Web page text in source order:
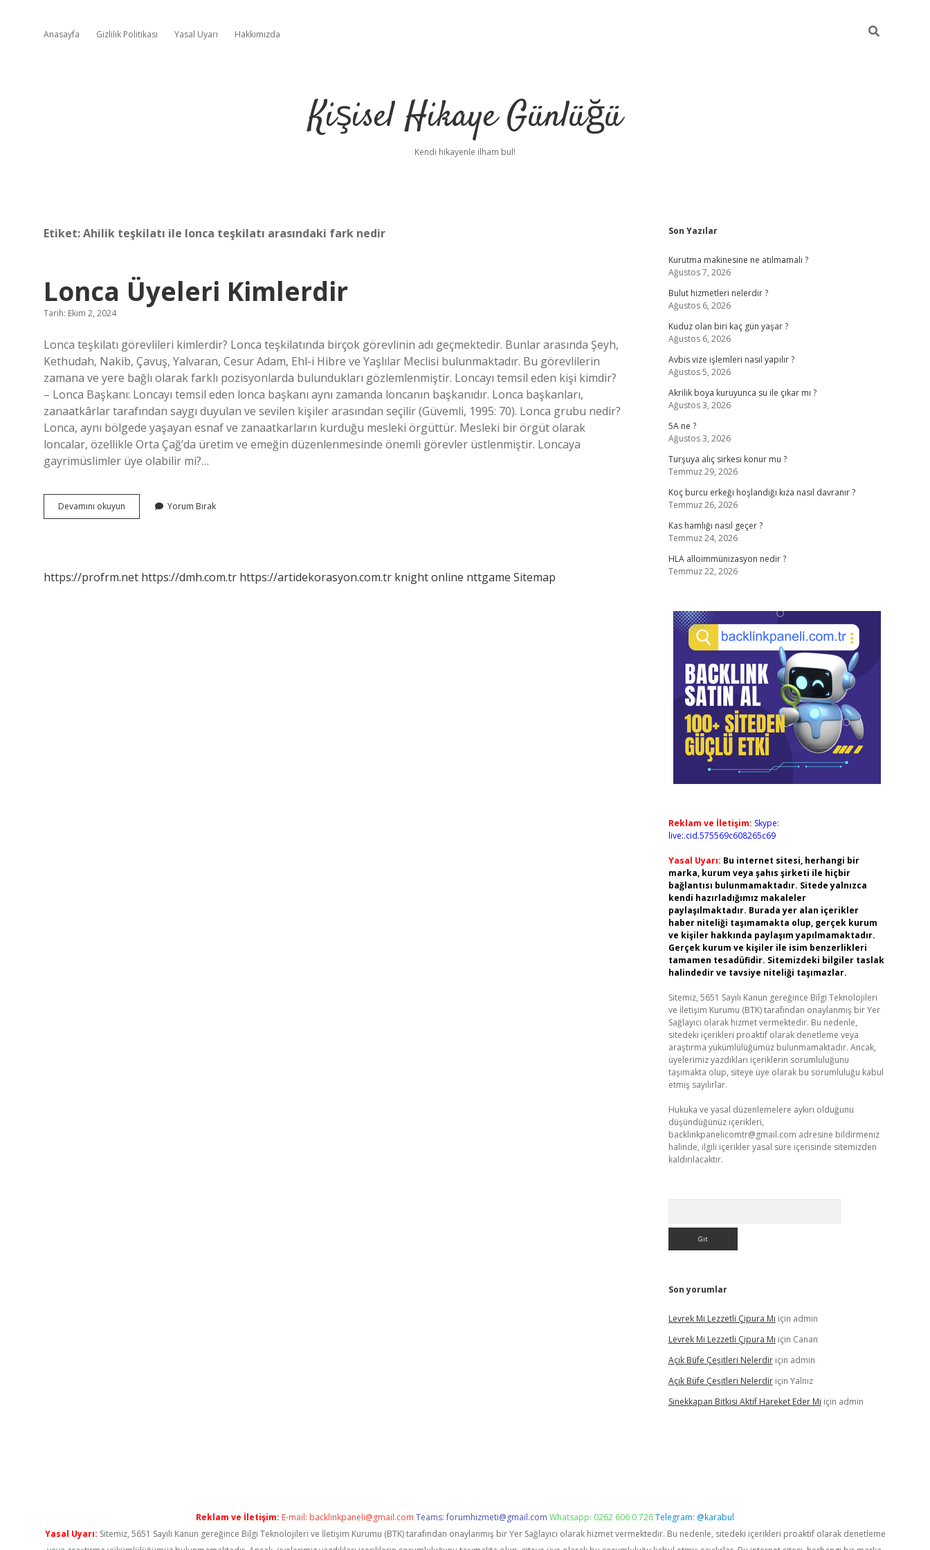
Anasayfa Gizlilik Politikası Yasal Uyarı Hakkımızda
Kişisel Hikaye Günlüğü
Kendi hikayenle ilham bul!
Etiket:Ahilik teşkilatı ile lonca teşkilatı arasındaki fark nedir
Lonca Üyeleri Kimlerdir
Tarih: Ekim 2, 2024
Lonca teşkilatı görevlileri kimlerdir? Lonca teşkilatında birçok görevlinin adı geçmektedir. Bunlar arasında Şeyh,
Kethudah, Nakib, Çavuş, Yalvaran, Cesur Adam, Ehl-i Hibre ve Yaşlılar Meclisi bulunmaktadır. Bu görevlilerin
zamana ve yere bağlı olarak farklı pozisyonlarda bulundukları gözlemlenmiştir. Loncayı temsil eden kişi kimdir?
– Lonca Başkanı: Loncayı temsil eden lonca başkanı aynı zamanda loncanın başkanıdır. Lonca başkanları,
zanaatkârlar tarafından saygı duyulan ve sevilen kişiler arasından seçilir (Güvemli, 1995: 70). Lonca grubu nedir?
Lonca, aynı bölgede yaşayan esnaf ve zanaatkarların kurduğu mesleki örgüttür. Mesleki bir örgüt olarak
loncalar, özellikle Orta Çağ’da üretim ve emeğin düzenlenmesinde önemli görevler üstlenmiştir. Loncaya
gayrimüslimler üye olabilir mi?…
Devamını okuyun
Üyeleri
Yorum Bırak
https://profrm.net https://dmh.com.tr https://artidekorasyon.com.tr knight online nttgame Sitemap
Sidebar
Son Yazılar
Kurutma makinesine ne atılmamalı ?
Ağustos 7, 2026
Bulut hizmetleri nelerdir ?
Ağustos 6, 2026
Kuduz olan biri kaç gün yaşar ?
Ağustos 6, 2026
Avbis vize işlemleri nasıl yapılır ?
Ağustos 5, 2026
Akrilik boya kuruyunca su ile çıkar mı ?
Ağustos 3, 2026
5A ne ?
Ağustos 3, 2026
Turşuya alıç sirkesi konur mu ?
Temmuz 29, 2026
Koç burcu erkeği hoşlandığı kıza nasıl davranır ?
Temmuz 26, 2026
Kas hamlığı nasıl geçer ?
Temmuz 24, 2026
HLA alloimmünizasyon nedir ?
Temmuz 22, 2026
Reklam ve İletişim: Skype:
live:.cid.575569c608265c69
Yasal Uyarı: Bu internet sitesi, herhangi bir
marka, kurum veya şahıs şirketi ile hiçbir
bağlantısı bulunmamaktadır. Sitede yalnızca
kendi hazırladığımız makaleler
paylaşılmaktadır. Burada yer alan içerikler
haber niteliği taşımamakta olup, gerçek kurum
ve kişiler hakkında paylaşım yapılmamaktadır.
Gerçek kurum ve kişiler ile isim benzerlikleri
tamamen tesadüfidir. Sitemizdeki bilgiler taslak
halindedir ve tavsiye niteliği taşımazlar.
Sitemiz, 5651 Sayılı Kanun gereğince Bilgi Teknolojileri
ve İletişim Kurumu (BTK) tarafından onaylanmış bir Yer
Sağlayıcı olarak hizmet vermektedir. Bu nedenle,
sitedeki içerikleri proaktif olarak denetleme veya
araştırma yükümlülüğümüz bulunmamaktadır. Ancak,
üyelerimiz yazdıkları içeriklerin sorumluluğunu
taşımakta olup, siteye üye olarak bu sorumluluğu kabul
etmiş sayılırlar.
Hukuka ve yasal düzenlemelere aykırı olduğunu
düşündüğünüz içerikleri,
backlinkpanelicomtr@gmail.com adresine bildirmeniz
halinde, ilgili içerikler yasal süre içerisinde sitemizden
kaldırılacaktır.
Son yorumlar
Levrek Mi Lezzetli Çipura Mı için admin
Levrek Mi Lezzetli Çipura Mı için Canan
Açık Büfe Çeşitleri Nelerdiriçin admin
Açık Büfe Çeşitleri Nelerdiriçin Yalnız
Sinekkapan Bitkisi Aktif Hareket Eder Mi için admin
Reklam ve İletişim: E-mail: backlinkpaneli@gmail.com Teams:forumhizmeti@gmail.com Whatsapp: 0262 606 0 726Telegram: @karabul
Yasal Uyarı: Sitemiz, 5651 Sayılı Kanun gereğince Bilgi Teknolojileri ve İletişim Kurumu (BTK) tarafından onaylanmış bir Yer Sağlayıcı olarak hizmet vermektedir. Bu nedenle, sitedeki içerikleri proaktif olarak denetleme